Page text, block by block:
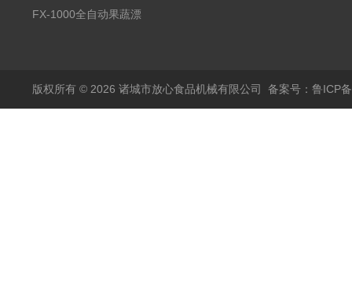
蒸煮漂烫机
FX-1000全自动果蔬漂
版权所有 © 2026 诸城市放心食品机械有限公司 备案号：鲁ICP